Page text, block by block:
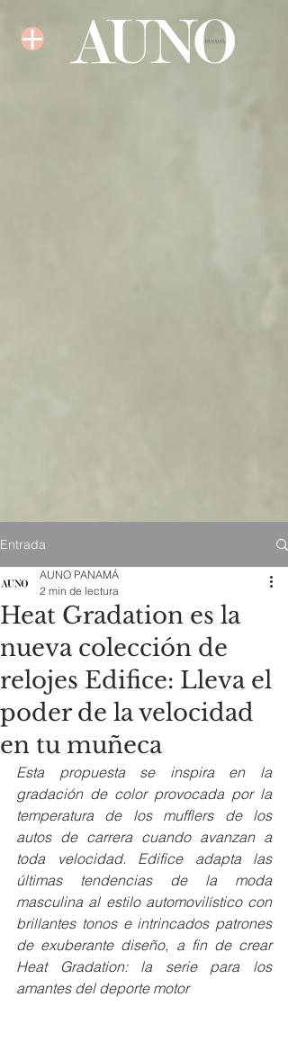
Entrada
Heat Gradation es la
nueva colección de
relojes Edifice: Lleva el
poder de la velocidad
en tu muñeca
AUNO PANAMÁ
2 min de lectura
Esta propuesta se inspira en la
gradación de color provocada por la
temperatura de los mufflers de los
autos de carrera cuando avanzan a
toda velocidad. Edifice adapta las
últimas tendencias de la moda
masculina al estilo automovilístico con
brillantes tonos e intrincados patrones
de exuberante diseño, a fin de crear
Heat Gradation: la serie para los
amantes del deporte motor